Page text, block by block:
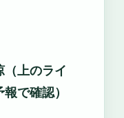
（上のライ
で確認）